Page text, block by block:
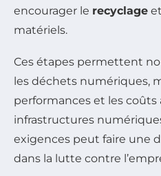
encourager le recyclage
matériels.
Ces étapes permettent
les déchets numériques,
performances et les coûts
infrastructures
exigences peut faire une
dans la lutte contre